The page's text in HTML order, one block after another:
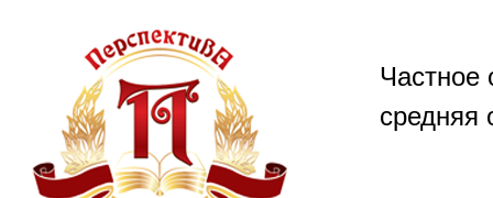
содержимому
Частное
средняя